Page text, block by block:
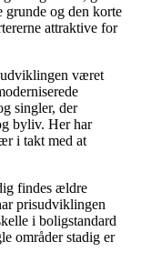
grunde og den korte
attraktive for
været
singler, der
byliv. Her har
i takt med at
findes ældre
prisudviklingen
i boligstandard
områder stadig er